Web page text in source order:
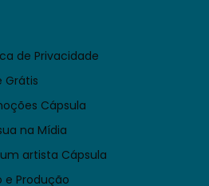
de Privacidade
Grátis
Cápsula
na Mídia
artista Cápsula
e Produção